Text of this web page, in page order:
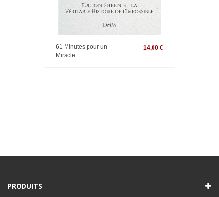
61 Minutes pour un
Miracle
14,00 €
PRODUITS